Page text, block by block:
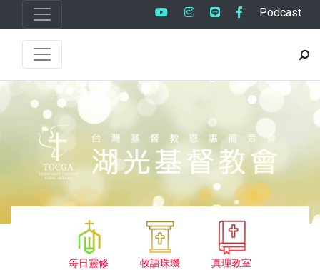
Podcast
每日靈修 牧語珠璣 真理教室